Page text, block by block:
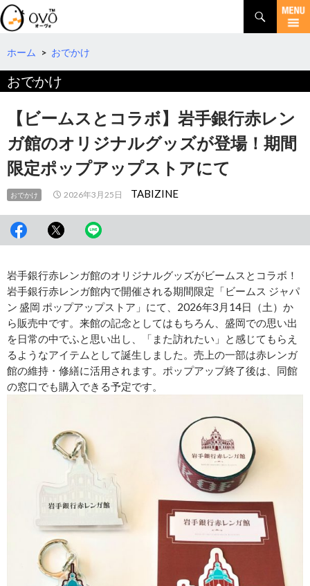
検
索
コ
テ
ツ
へ
ホーム > おでかけ
おでかけ
【ビームスとコラボ】岩手銀行赤レン
ガ館のオリジナルグッズが登場！期間
限定ポップアップストアにて
おでかけ 2026年3月25日 TABIZINE
岩手銀行赤レンガ館のオリジナルグッズがビームスとコラボ！
岩手銀行赤レンガ館内で開催される期間限定「ビームス ジャパ
ン 盛岡 ポップアップストア」にて、2026年3月14日（土）か
ら販売中です。来館の記念としてはもちろん、盛岡での思い出
を日常の中でふと思い出し、「また訪れたい」と感じてもらえ
るようなアイテムとして誕生しました。売上の一部は赤レンガ
館の維持・修繕に活用されます。ポップアップ終了後は、同館
の窓口でも購入できる予定です。